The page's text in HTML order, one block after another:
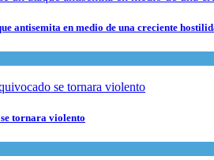
antisemita en medio de una creciente
se tornara violento